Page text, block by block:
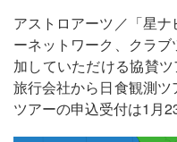
アストロアーツ／「星
ーネットワーク、クラ
加していただける協賛
旅行会社から日食観測
ツアーの申込受付は1月